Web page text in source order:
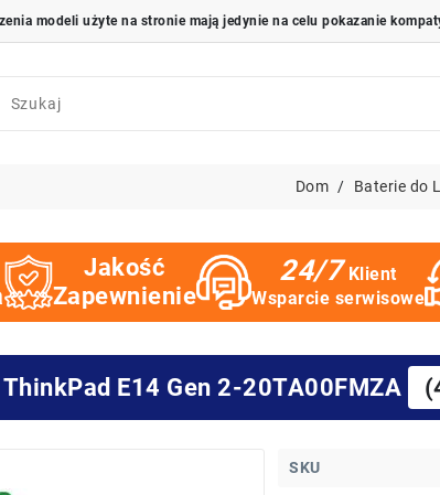
Dom Baterie do
Jakość
Zapewnienie
24/7 Klient
Wsparcie serwisowe
E14 Gen 2-20TA00FMZA
SKU